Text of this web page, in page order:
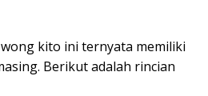
kito ini ternyata memiliki
Berikut adalah rincian